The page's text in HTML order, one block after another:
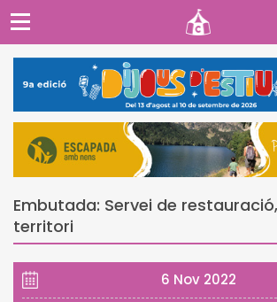
Embutada: Servei de
territori
6 Nov 2022